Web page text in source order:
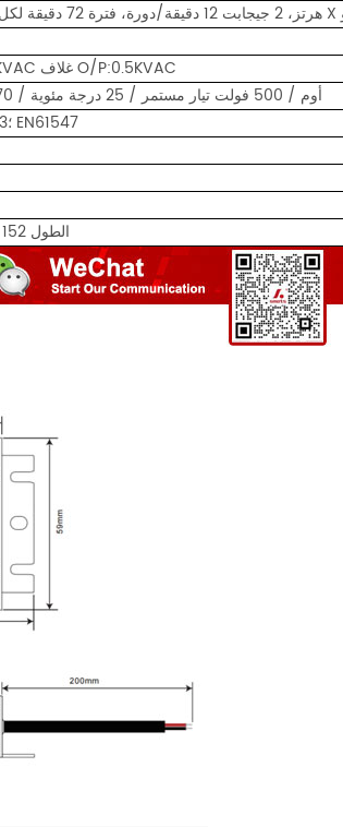
I/PO/P:3KVAC غلاف I/P:1.5KVAC غلاف O/P:0.5KVAC
I/PO/P:100M أوم / 500 فولت تيار مستمر / 25 درجة مئوية / 70% رطوبة نسبية
EN61000-3-2؛ EN61000-3-3؛ EN61547
الطول 152 × العرض 59 × الارتفاع 21 ملم